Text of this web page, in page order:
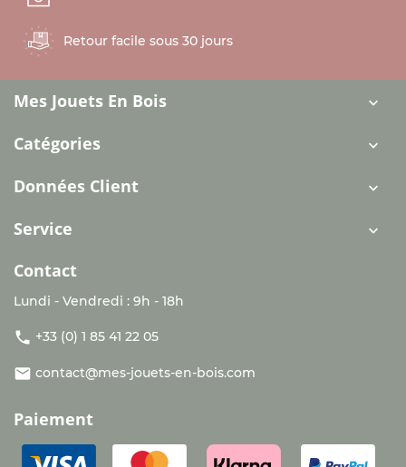
Retour facile sous 30 jours
Mes Jouets En Bois 
Catégories 
Données Client 
Service 
Contact
Lundi - Vendredi : 9h - 18h
phone +33 (0) 1 85 41 22 05
email contact@mes-jouets-en-bois.com
Paiement